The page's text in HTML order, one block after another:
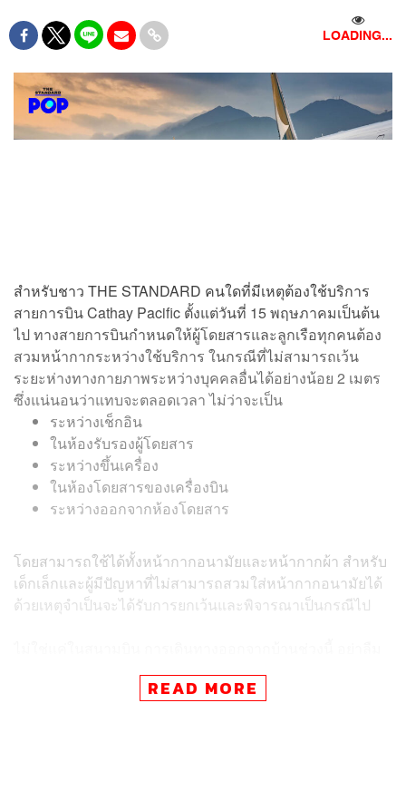
LOADING...
สำหรับชาว THE STANDARD คนใดที่มีเหตุต้องใช้บริการ
สายการบิน Cathay Pacific ตั้งแต่วันที่ 15 พฤษภาคมเป็นต้น
ไป ทางสายการบินกำหนดให้ผู้โดยสารและลูกเรือทุกคนต้อง
สวมหน้ากากระหว่างใช้บริการ ในกรณีที่ไม่สามารถเว้น
ระยะห่างทางกายภาพระหว่างบุคคลอื่นได้อย่างน้อย 2 เมตร
ซึ่งแน่นอนว่าแทบจะตลอดเวลา ไม่ว่าจะเป็น
ระหว่างเช็กอิน
ในห้องรับรองผู้โดยสาร
ระหว่างขึ้นเครื่อง
ในห้องโดยสารของเครื่องบิน
ระหว่างออกจากห้องโดยสาร
โดยสามารถใช้ได้ทั้งหน้ากากอนามัยและหน้ากากผ้า สำหรับ
เด็กเล็กและผู้มีปัญหาที่ไม่สามารถสวมใส่หน้ากากอนามัยได้
ด้วยเหตุจำเป็นจะได้รับการยกเว้นและพิจารณาเป็นกรณีไป
ว่าต้องสวมหน้ากาก หลีกเลี่ยงที่ชุมชน กินร้อน ช้อนตน และ
ล้างมือให้สะอาดอยู่เสมอด้วยนะ
READ MORE